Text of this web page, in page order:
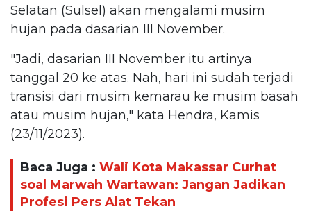
Selatan (Sulsel) akan mengalami musim
hujan pada dasarian III November.
"Jadi, dasarian III November itu artinya
tanggal 20 ke atas. Nah, hari ini sudah terjadi
transisi dari musim kemarau ke musim basah
atau musim hujan," kata Hendra, Kamis
(23/11/2023).
Baca Juga : Wali Kota Makassar Curhat
soal Marwah Wartawan: Jangan Jadikan
Profesi Pers Alat Tekan